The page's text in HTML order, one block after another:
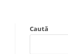
Caută